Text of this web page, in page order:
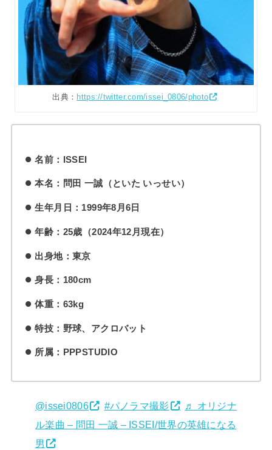
出典： https://twitter.com/issei_0806/photo
名前：ISSEI
本名：問田 一誠（といた いっせい）
生年月日：1999年8月6日
年齢：25歳（2024年12月現在）
出身地：東京
身長：180cm
体重：63kg
特技：野球、アクロバット
所属：PPPSTUDIO
@issei0806 #パノラマ撮影
♬ オリジナ
ル楽曲 – 問田 一誠 – ISSEI/世界の英雄になる
男